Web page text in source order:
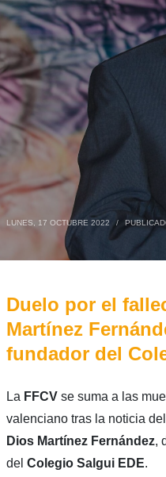
LUNES, 17 OCTUBRE 2022 /
Duelo por el
Martínez
fundador del
La FFCV se suma a las
valenciano tras la noticia
Dios Martínez Fernández,
del Colegio Salgui EDE.